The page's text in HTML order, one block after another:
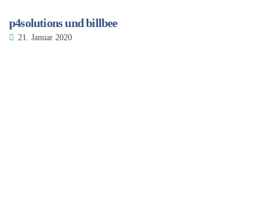
p4solutions und billbee
21. Januar 2020